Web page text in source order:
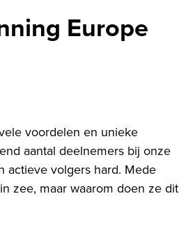
Europe
voordelen en unieke
aantal deelnemers bij onze
actieve volgers hard. Mede
zee, maar waarom doen ze dit